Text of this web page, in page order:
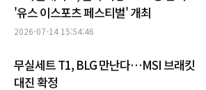
'유스 이스포츠 페스티벌' 개최
2026-07-14 15:54:46
무실세트 T1, BLG 만난다…MSI 브래킷
대진 확정